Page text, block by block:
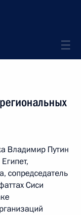
Владимир Путин
сопредседатель
Сиси